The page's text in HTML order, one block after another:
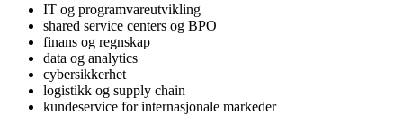
IT og programvareutvikling
shared service centers og BPO
finans og regnskap
data og analytics
cybersikkerhet
logistikk og supply chain
kundeservice for internasjonale markeder